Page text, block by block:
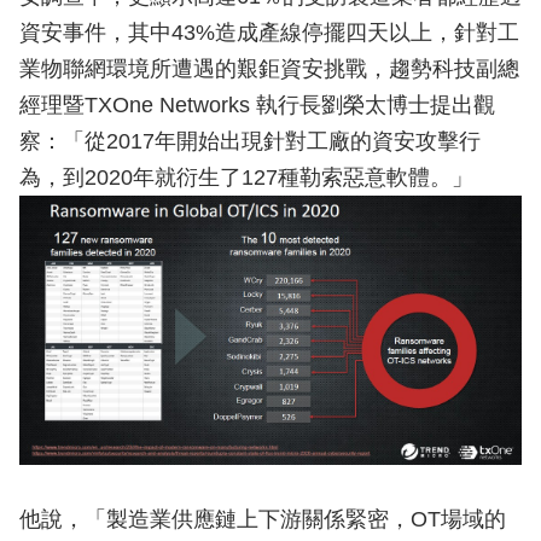
資安事件，其中43%造成產線停擺四天以上，針對工
業物聯網環境所遭遇的艱鉅資安挑戰，趨勢科技副總
經理暨TXOne Networks 執行長劉榮太博士提出觀
察：「從2017年開始出現針對工廠的資安攻擊行
為，到2020年就衍生了127種勒索惡意軟體。」
他說，「製造業供應鏈上下游關係緊密，OT場域的